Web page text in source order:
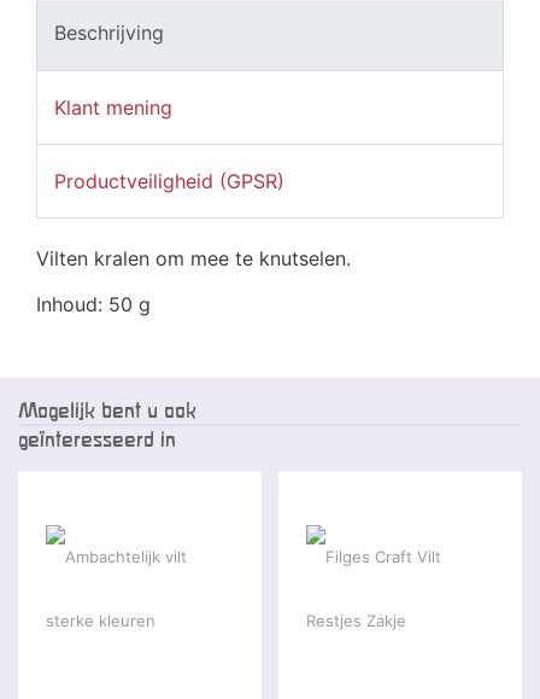
Beschrijving
Klant mening
Productveiligheid (GPSR)
Vilten kralen om mee te knutselen.
Inhoud: 50 g
Mogelijk bent u ook
geïnteresseerd in